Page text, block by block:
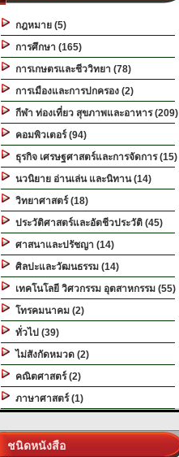
กฎหมาย (5)
การศึกษา (165)
การเกษตรและชีววิทยา (78)
การเมืองและการปกครอง (2)
กีฬา ท่องเที่ยว สุขภาพและอาหาร (209)
คอมพิวเตอร์ (94)
ธุรกิจ เศรษฐศาสตร์และการจัดการ (15)
นวนิยาย อ่านเล่น และนิทาน (14)
วิทยาศาสตร์ (18)
ประวัติศาสตร์และอัตชีวประวัติ (45)
ศาสนาและปรัชญา (14)
ศิลปะและวัฒนธรรม (14)
เทคโนโลยี วิศวกรรม อุตสาหกรรม (55)
โทรคมนาคม (2)
ทั่วไป (39)
ไม่สังกัดหมวด (2)
คณิตศาสตร์ (2)
ภาษาศาสตร์ (1)
ชนิดหนังสือ